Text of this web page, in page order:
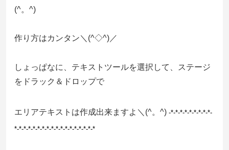
(^。^)
作り方はカンタン＼(^◇^)／
しょっぱなに、テキストツールを選択して、ステージ
をドラック＆ドロップで
エリアテキストは作成出来ますよ＼(^。^) -*-*-*-*-*-*-*-*-*-
*-*-*-*-*-*-*-*-*-*-*-*-*-*-*-*-*-*